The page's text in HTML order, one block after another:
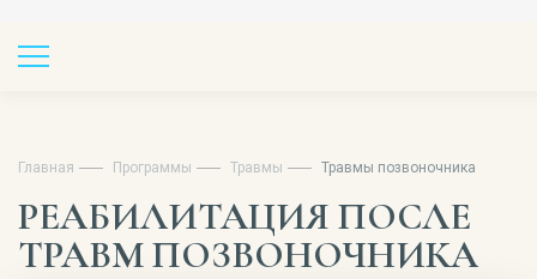
Главная Программы Травмы Травмы позвоночника
РЕАБИЛИТАЦИЯ ПОСЛЕ
ТРАВМ ПОЗВОНОЧНИКА